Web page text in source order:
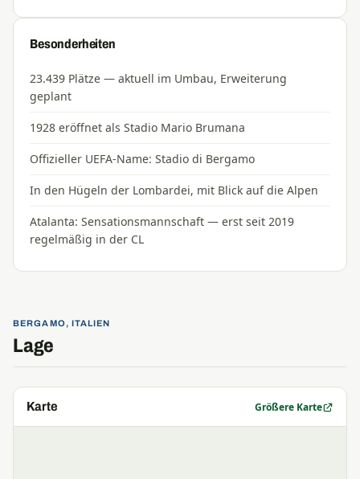
Besonderheiten
23.439 Plätze — aktuell im Umbau, Erweiterung
geplant
1928 eröffnet als Stadio Mario Brumana
Offizieller UEFA-Name: Stadio di Bergamo
In den Hügeln der Lombardei, mit Blick auf die Alpen
Atalanta: Sensationsmannschaft — erst seit 2019
regelmäßig in der CL
BERGAMO, ITALIEN
Lage
Karte Größere Karte